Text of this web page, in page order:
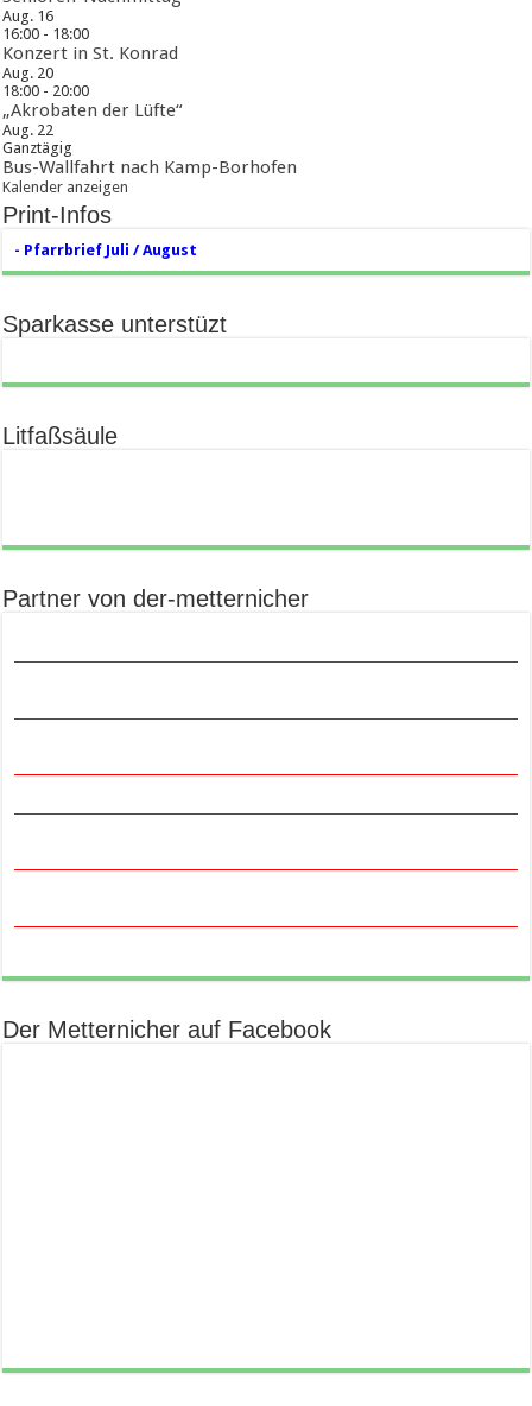
Aug. 16
16:00 - 18:00
Konzert in St. Konrad
Aug. 20
18:00 - 20:00
„Akrobaten der Lüfte“
Aug. 22
Ganztägig
Bus-Wallfahrt nach Kamp-Borhofen
Kalender anzeigen
Print-Infos
- Pfarrbrief Juli / August
Sparkasse unterstüzt
Litfaßsäule
Partner von der-metternicher
Der Metternicher auf Facebook